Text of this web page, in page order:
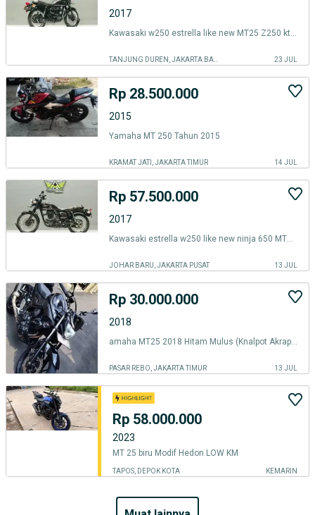
2017
Kawasaki w250 estrella like new MT25 Z250 ktm duke250 siap gas aja
23 JUL
Rp 28.500.000
2015
Yamaha MT 250 Tahun 2015
KRAMAT JATI, JAKARTA TIMUR 14 JUL
Rp 57.500.000
2017
Kawasaki estrella w250 like new ninja 650 MT25 Z650 siap gas
JOHAR BARU, JAKARTA PUSAT 13 JUL
Rp 30.000.000
2018
amaha MT25 2018 Hitam Mulus (Knalpot Akrapovic Original)
PASAR REBO, JAKARTA TIMUR 13 JUL
Rp 58.000.000
2023
MT 25 biru Modif Hedon LOW KM
TAPOS, DEPOK KOTA KEMARIN